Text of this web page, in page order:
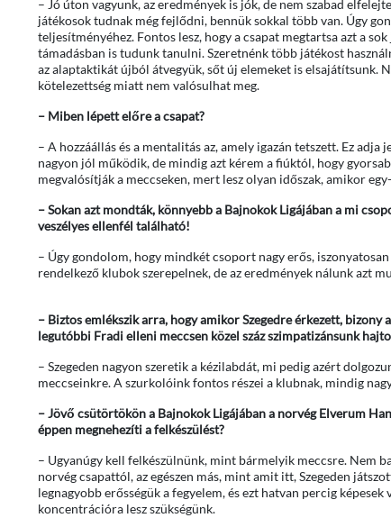
– Jó úton vagyunk, az eredmények is jók, de nem szabad
játékosok tudnak még fejlődni, bennük sokkal több van. Úgy
teljesítményéhez. Fontos lesz, hogy a csapat megtartsa azt a
támadásban is tudunk tanulni. Szeretnénk több játékost
az alaptaktikát újból átvegyük, sőt új elemeket is elsajátítsunk.
kötelezettség miatt nem valósulhat meg.
– Miben lépett előre a csapat?
– A hozzáállás és a mentalitás az, amely igazán tetszett. Ez
nagyon jól működik, de mindig azt kérem a fiúktól, hogy
megvalósítják a meccseken, mert lesz olyan időszak, amikor
– Sokan azt mondták, könnyebb a Bajnokok Ligájában a mi
veszélyes ellenfél található!
– Úgy gondolom, hogy mindkét csoport nagy erős,
rendelkező klubok szerepelnek, de az eredmények nálunk azt
– Biztos emlékszik arra, hogy amikor Szegedre érkezett,
legutóbbi Fradi elleni meccsen közel száz szimpatizánsunk
– Szegeden nagyon szeretik a kézilabdát, mi pedig azért
meccseinkre. A szurkolóink fontos részei a klubnak, mindig
– Jövő csütörtökön a Bajnokok Ligájában a norvég Elverum
éppen megnehezíti a felkészülést?
– Ugyanúgy kell felkészülnünk, mint bármelyik meccsre. Nem
norvég csapattól, az egészen más, mint amit itt, Szegeden
legnagyobb erősségük a fegyelem, és ezt hatvan percig
koncentrációra lesz szükségünk.